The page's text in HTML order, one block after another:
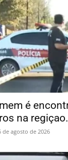
é
na
de agosto de 2026